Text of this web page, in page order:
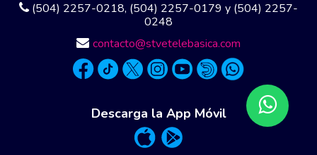
(504) 2257-0218, (504) 2257-0179 y (504) 2257-
0248
contacto@stvetelebasica.com
Descarga la App Móvil